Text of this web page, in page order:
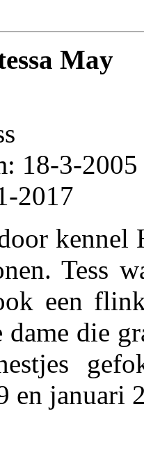
May
18-3-2005
2017
kennel
Tess
een
die
en januari